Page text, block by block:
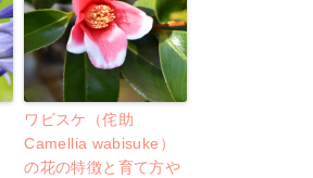
ワビスケ（侘助
Camellia wabisuke）
の花の特徴と育て方や